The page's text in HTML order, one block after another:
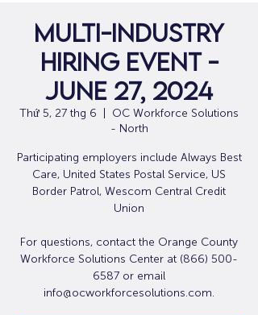
Multi-Industry
Hiring Event -
June 27, 2024
Thứ 5, 27 thg 6
OC Workforce Solutions
- North
Participating employers include Always Best
Care, United States Postal Service, US
Border Patrol, Wescom Central Credit
Union
For questions, contact the Orange County
Workforce Solutions Center at (866) 500-
6587 or email
info@ocworkforcesolutions.com.